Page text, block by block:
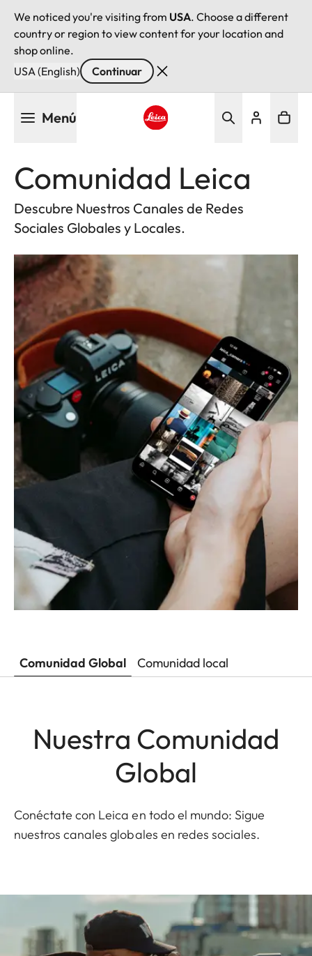
We noticed you're visiting from USA. Choose a different
country or region to view content for your location and
shop online.
USA (English)
Continuar
Menú
Comunidad Leica
Descubre Nuestros Canales de Redes
Sociales Globales y Locales.
Comunidad Global Comunidad local
Nuestra Comunidad
Global
Conéctate con Leica en todo el mundo: Sigue
nuestros canales globales en redes sociales.